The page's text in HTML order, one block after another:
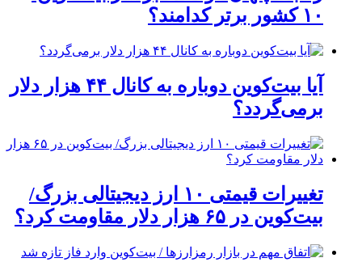
۱۰ کشور برتر کدامند؟
آیا بیت‌کوین دوباره به کانال ۴۴ هزار دلار
برمی‌گردد؟
تغییرات قیمتی ۱۰ ارز دیجیتالی بزرگ/
بیت‌کوین در ۶۵ هزار دلار مقاومت کرد؟